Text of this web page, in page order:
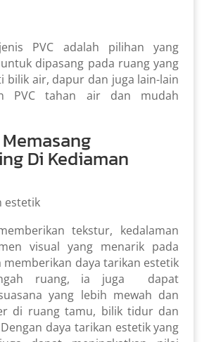
PVC adalah pilihan yang
dipasang pada ruang yang
bilik air, dapur dan juga lain-lain
PVC tahan air dan mudah
Di Kediaman
estetik
tekstur, kedalaman
visual yang menarik pada
memberikan daya tarikan estetik
ruang, ia juga dapat
yang lebih mewah dan
di ruang tamu, bilik tidur dan
daya tarikan estetik yang